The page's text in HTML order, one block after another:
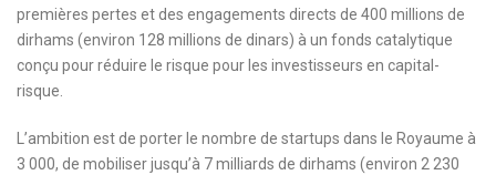
premières pertes et des engagements directs de 400 millions de
dirhams (environ 128 millions de dinars) à un fonds catalytique
conçu pour réduire le risque pour les investisseurs en capital-
risque.
L’ambition est de porter le nombre de startups dans le Royaume à
3 000, de mobiliser jusqu’à 7 milliards de dirhams (environ 2 230